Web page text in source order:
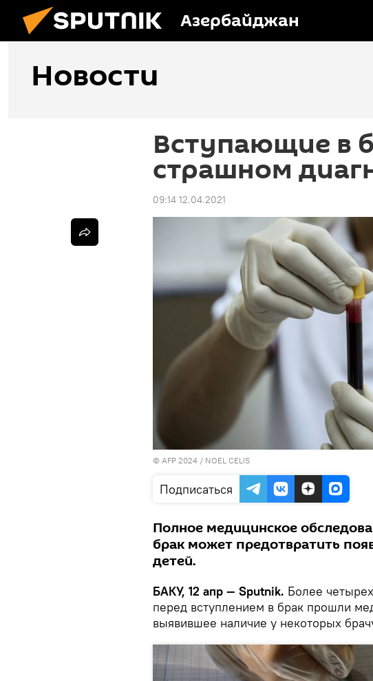
Азербайджан
Новости
Вступающие в
страшном
09:14 12.04.2021
© AFP 2024 / NOEL CELIS
Подписаться
Полное медицинское
брак может предотвратить
детей.
БАКУ, 12 апр — Sputnik. Более
перед вступлением в брак прошли
выявившее наличие у некоторых